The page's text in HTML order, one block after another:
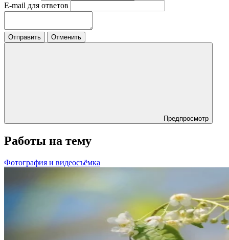
E-mail для ответов
Отправить Отменить
Предпросмотр
Работы на тему
Фотография и видеосъёмка